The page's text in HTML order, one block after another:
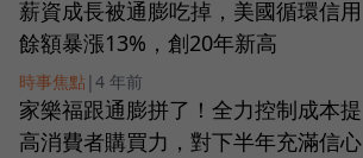
薪資成長被通膨吃掉，美國循環信用
餘額暴漲13%，創20年新高
時事焦點| 4 年前
家樂福跟通膨拼了！全力控制成本提
高消費者購買力，對下半年充滿信心